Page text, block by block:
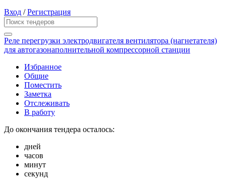
Вход /Регистрация
Реле перегрузки электродвигателя вентилятора (нагнетателя)
для автогазонаполнительной компрессорной станции
Избранное
Общие
Поместить
Заметка
Отслеживать
В работу
До окончания тендера осталось:
дней
часов
минут
секунд